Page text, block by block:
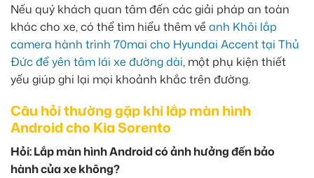
Nếu quý khách quan tâm đến các giải pháp an toàn
khác cho xe, có thể tìm hiểu thêm về anh Khôi lắp
camera hành trình 70mai cho Hyundai Accent tại Thủ
Đức để yên tâm lái xe đường dài, một phụ kiện thiết
yếu giúp ghi lại mọi khoảnh khắc trên đường.
Câu hỏi thường gặp khi lắp màn hình
Android cho Kia Sorento
Hỏi: Lắp màn hình Android có ảnh hưởng đến bảo
hành của xe không?